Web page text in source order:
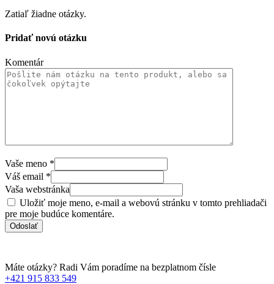
Zatiaľ žiadne otázky.
Pridať novú otázku
Komentár
Vaše meno *
Váš email *
Vaša webstránka
Uložiť moje meno, e-mail a webovú stránku v tomto prehliadači
pre moje budúce komentáre.
Máte otázky? Radi Vám poradíme na bezplatnom čísle
+421 915 833 549